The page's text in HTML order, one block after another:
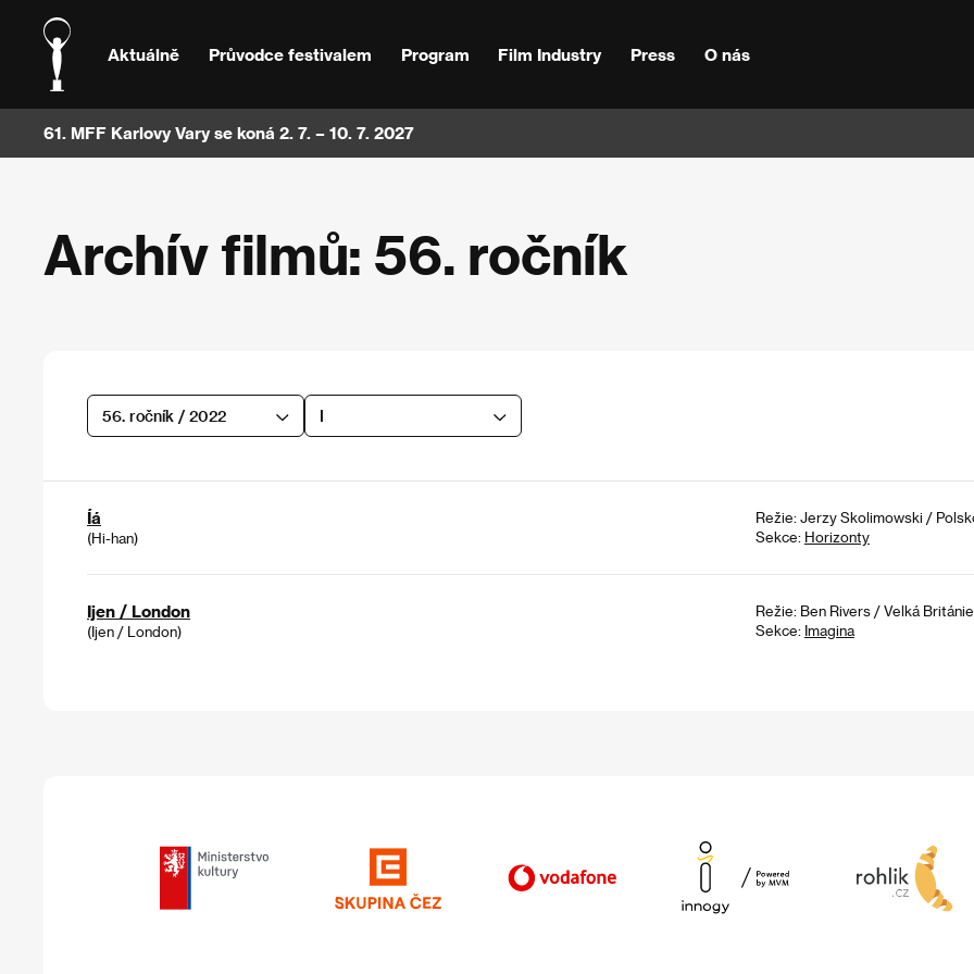
Aktuálně Průvodce festivalem Program Film Industry Press O nás
61. MFF Karlovy Vary se koná 2. 7. – 10. 7. 2027
Archív filmů: 56. ročník
56. ročník / 2022 I
Íá
(Hi-han)
Režie: Jerzy Skolimowski /
Sekce: Horizonty
Ijen / London
(Ijen / London)
Režie: Ben Rivers / Velká
Sekce: Imagina